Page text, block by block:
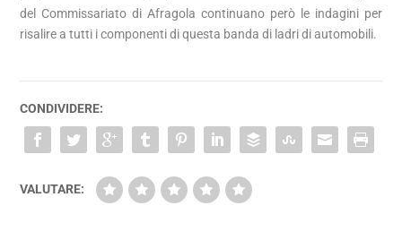
del Commissariato di Afragola continuano però le indagini per
risalire a tutti i componenti di questa banda di ladri di automobili.
CONDIVIDERE:
VALUTARE: